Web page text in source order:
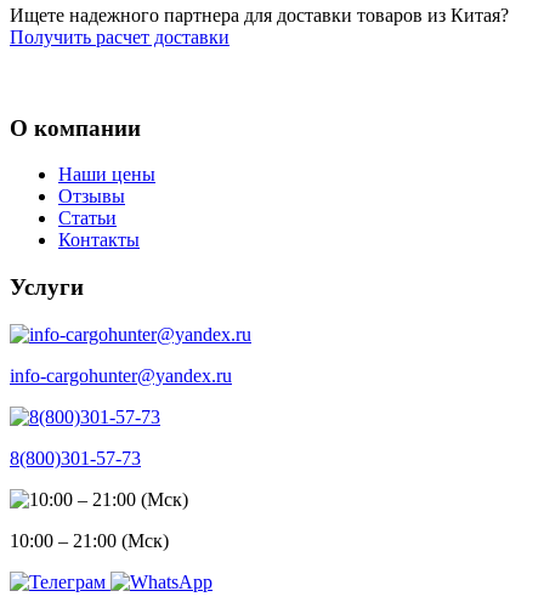
Ищете надежного партнера для доставки товаров из Китая?
Получить расчет доставки
О компании
Наши цены
Отзывы
Статьи
Контакты
Услуги
info-cargohunter@yandex.ru
8(800)301-57-73
10:00 – 21:00 (Мск)